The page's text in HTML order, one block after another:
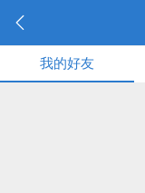
我的好友